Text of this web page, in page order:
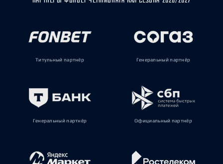
Титульный партнёр Генеральный партнёр
Генеральный партнёр Официальный партнёр